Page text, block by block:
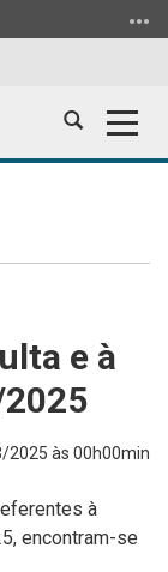
Abrir
e à
2025 às 00h00min
à
encontram-se